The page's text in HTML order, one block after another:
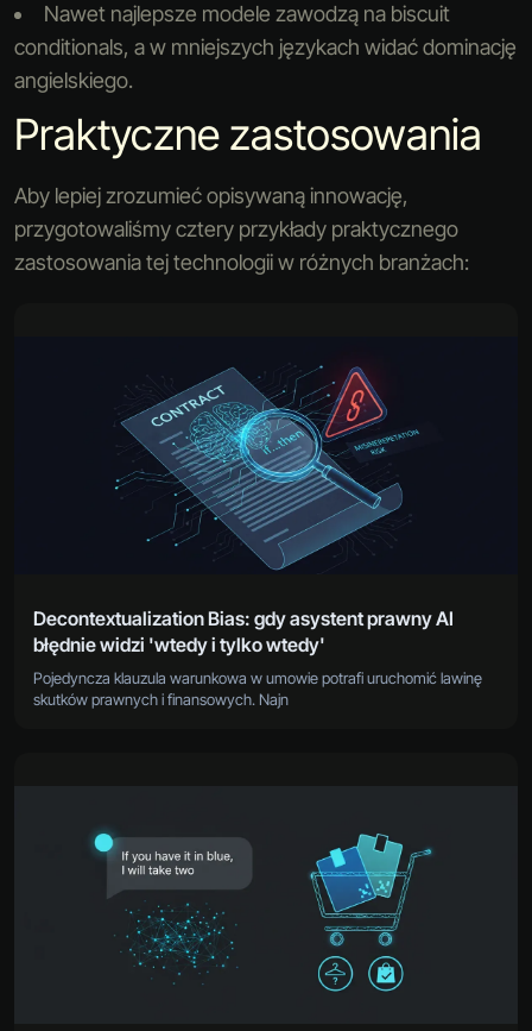
Nawet najlepsze modele zawodzą na biscuit
conditionals, a w mniejszych językach widać dominację
angielskiego.
Praktyczne zastosowania
Aby lepiej zrozumieć opisywaną innowację,
przygotowaliśmy cztery przykłady praktycznego
zastosowania tej technologii w różnych branżach:
Decontextualization Bias: gdy asystent prawny AI
błędnie widzi 'wtedy i tylko wtedy'
Pojedyncza klauzula warunkowa w umowie potrafi uruchomić lawinę
skutków prawnych i finansowych. Najn